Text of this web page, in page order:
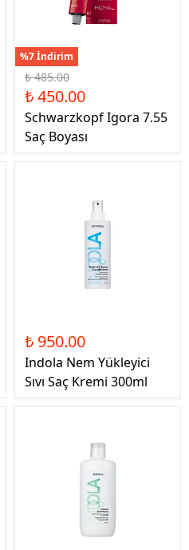
%7 İndirim
₺ 485.00
₺ 450.00
Schwarzkopf Igora 7.55
Saç Boyası
₺ 950.00
Indola Nem Yükleyici
Sıvı Saç Kremi 300ml